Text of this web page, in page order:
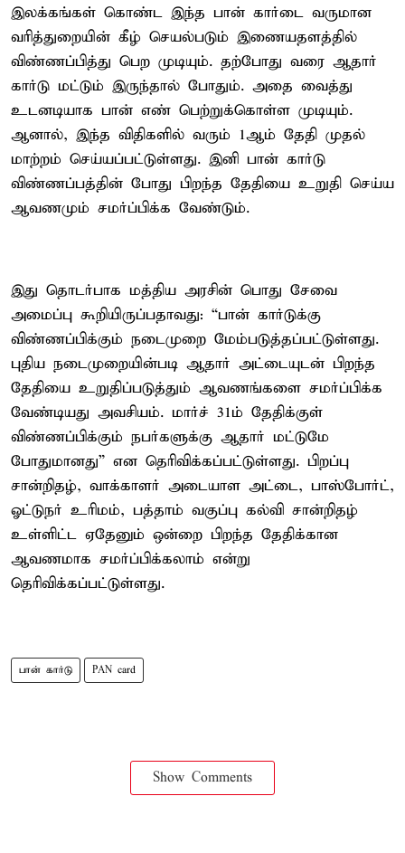
இலக்கங்கள் கொண்ட இந்த பான் கார்டை வருமான
வரித்துறையின் கீழ் செயல்படும் இணையதளத்தில்
விண்ணப்பித்து பெற முடியும். தற்போது வரை ஆதார்
கார்டு மட்டும் இருந்தால் போதும். அதை வைத்து
உடனடியாக பான் எண் பெற்றுக்கொள்ள முடியும்.
ஆனால், இந்த விதிகளில் வரும் 1ஆம் தேதி முதல்
மாற்றம் செய்யப்பட்டுள்ளது. இனி பான் கார்டு
விண்ணப்பத்தின் போது பிறந்த தேதியை உறுதி செய்ய
ஆவணமும் சமர்ப்பிக்க வேண்டும்.
இது தொடர்பாக மத்திய அரசின் பொது சேவை
அமைப்பு கூறியிருப்பதாவது: “பான் கார்டுக்கு
விண்ணப்பிக்கும் நடைமுறை மேம்படுத்தப்பட்டுள்ளது.
புதிய நடைமுறையின்படி ஆதார் அட்டையுடன் பிறந்த
தேதியை உறுதிப்படுத்தும் ஆவணங்களை சமர்ப்பிக்க
வேண்டியது அவசியம். மார்ச் 31ம் தேதிக்குள்
விண்ணப்பிக்கும் நபர்களுக்கு ஆதார் மட்டுமே
போதுமானது” என தெரிவிக்கப்பட்டுள்ளது. பிறப்பு
சான்றிதழ், வாக்காளர் அடையாள அட்டை, பாஸ்போர்ட்,
ஓட்டுநர் உரிமம், பத்தாம் வகுப்பு கல்வி சான்றிதழ்
உள்ளிட்ட ஏதேனும் ஒன்றை பிறந்த தேதிக்கான
ஆவணமாக சமர்ப்பிக்கலாம் என்று
தெரிவிக்கப்பட்டுள்ளது.
பான் கார்டு PAN card
Show Comments